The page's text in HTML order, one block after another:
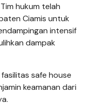
hukum telah
Ciamis untuk
intensif
dampak
safe house
keamanan dari